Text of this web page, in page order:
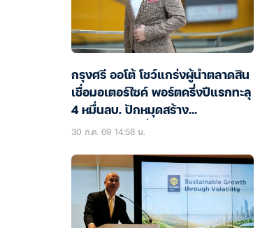
กรุงศรี ออโต้ โชว์แกร่งผู้นำตลาดสิน
เชื่อมอเตอร์ไซค์ พอร์ตครึ่งปีแรกทะลุ
4 หมื่นลบ. ปักหมุดสร้าง
Ecosystem เพื่อไบค์เกอร์รายแรก
30 ก.ค. 69 14:58 น.